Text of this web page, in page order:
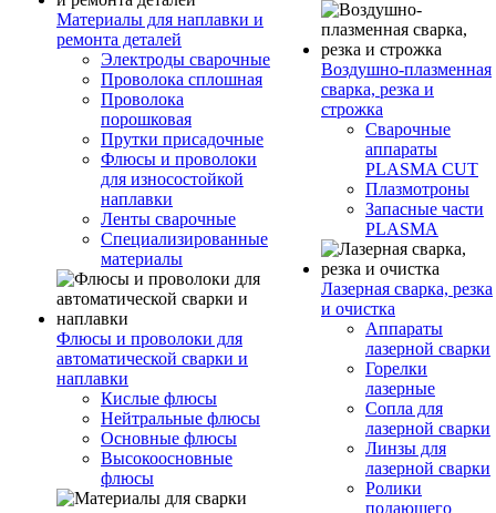
Материалы для наплавки и
ремонта деталей
Электроды сварочные
Проволока сплошная
Проволока
порошковая
Прутки присадочные
Флюсы и проволоки
для износостойкой
наплавки
Ленты сварочные
Специализированные
материалы
Флюсы и проволоки для
автоматической сварки и
наплавки
Кислые флюсы
Нейтральные флюсы
Основные флюсы
Высокоосновные
флюсы
Воздушно-плазменная
сварка, резка и
строжка
Сварочные
аппараты
PLASMA CUT
Плазмотроны
Запасные части
PLASMA
Лазерная сварка, резка
и очистка
Аппараты
лазерной сварки
Горелки
лазерные
Сопла для
лазерной сварки
Линзы для
лазерной сварки
Ролики
подающего